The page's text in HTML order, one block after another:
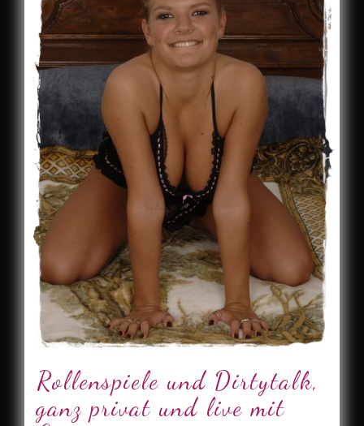
Rollenspiele und Dirtytalk,
ganz privat und live mit